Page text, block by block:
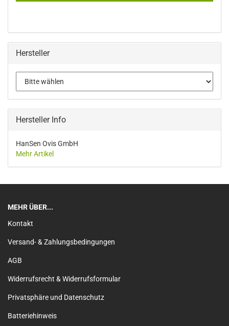
Hersteller
Hersteller Info
HanSen Ovis GmbH
Mehr Artikel
MEHR ÜBER...
Kontakt
Versand- & Zahlungsbedingungen
AGB
Widerrufsrecht & Widerrufsformular
Privatsphäre und Datenschutz
Batteriehinweis